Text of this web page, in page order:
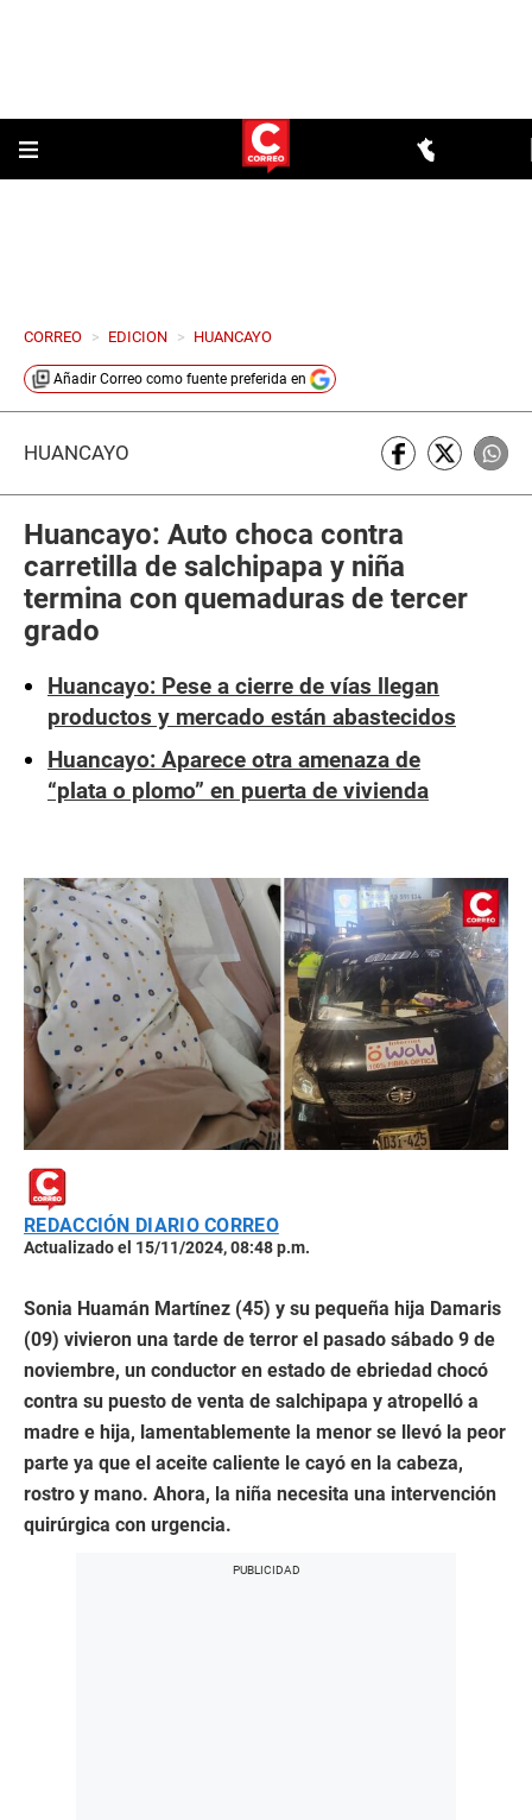
CORREO > EDICION > HUANCAYO
Añadir Correo como fuente preferida en
HUANCAYO
Huancayo: Auto choca contra
carretilla de salchipapa y niña
termina con quemaduras de tercer
grado
Huancayo: Pese a cierre de vías llegan
productos y mercado están abastecidos
Huancayo: Aparece otra amenaza de
“plata o plomo” en puerta de vivienda
REDACCIÓN DIARIO CORREO
Actualizado el 15/11/2024, 08:48 p.m.
Sonia Huamán Martínez (45) y su pequeña hija Damaris
(09) vivieron una tarde de terror el pasado sábado 9 de
noviembre, un conductor en estado de ebriedad chocó
contra su puesto de venta de salchipapa y atropelló a
madre e hija, lamentablemente la menor se llevó la peor
parte ya que el aceite caliente le cayó en la cabeza,
rostro y mano. Ahora, la niña necesita una intervención
quirúrgica con urgencia.